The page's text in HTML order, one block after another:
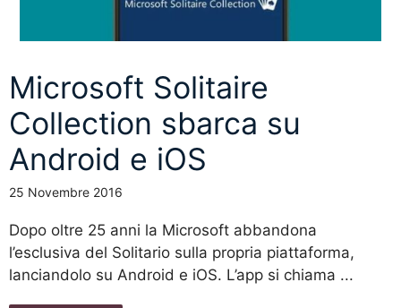
Microsoft Solitaire
Collection sbarca su
Android e iOS
25 Novembre 2016
Dopo oltre 25 anni la Microsoft abbandona
l’esclusiva del Solitario sulla propria piattaforma,
lanciandolo su Android e iOS. L’app si chiama ...